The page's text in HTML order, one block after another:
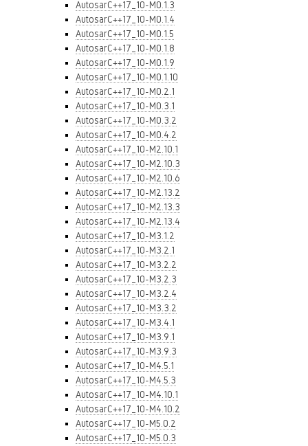
AutosarC++17_10-M0.1.3
AutosarC++17_10-M0.1.4
AutosarC++17_10-M0.1.5
AutosarC++17_10-M0.1.8
AutosarC++17_10-M0.1.9
AutosarC++17_10-M0.1.10
AutosarC++17_10-M0.2.1
AutosarC++17_10-M0.3.1
AutosarC++17_10-M0.3.2
AutosarC++17_10-M0.4.2
AutosarC++17_10-M2.10.1
AutosarC++17_10-M2.10.3
AutosarC++17_10-M2.10.6
AutosarC++17_10-M2.13.2
AutosarC++17_10-M2.13.3
AutosarC++17_10-M2.13.4
AutosarC++17_10-M3.1.2
AutosarC++17_10-M3.2.1
AutosarC++17_10-M3.2.2
AutosarC++17_10-M3.2.3
AutosarC++17_10-M3.2.4
AutosarC++17_10-M3.3.2
AutosarC++17_10-M3.4.1
AutosarC++17_10-M3.9.1
AutosarC++17_10-M3.9.3
AutosarC++17_10-M4.5.1
AutosarC++17_10-M4.5.3
AutosarC++17_10-M4.10.1
AutosarC++17_10-M4.10.2
AutosarC++17_10-M5.0.2
AutosarC++17_10-M5.0.3